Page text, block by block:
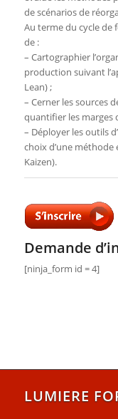
de scénarios de
Au terme du cycle de
de :
– Cartographier
production suivant
Lean) ;
– Cerner les sources
quantifier les marges
– Déployer les outils
choix d’une
Kaizen).
Demande
[ninja_form id = 4]
LUMIERE